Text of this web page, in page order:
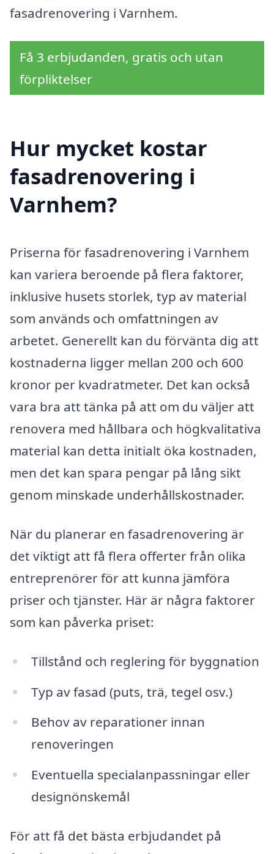
fasadrenovering i Varnhem.
Få 3 erbjudanden, gratis och utan
förpliktelser
Hur mycket kostar
fasadrenovering i
Varnhem?
Priserna för fasadrenovering i Varnhem
kan variera beroende på flera faktorer,
inklusive husets storlek, typ av material
som används och omfattningen av
arbetet. Generellt kan du förvänta dig att
kostnaderna ligger mellan 200 och 600
kronor per kvadratmeter. Det kan också
vara bra att tänka på att om du väljer att
renovera med hållbara och högkvalitativa
material kan detta initialt öka kostnaden,
men det kan spara pengar på lång sikt
genom minskade underhållskostnader.
När du planerar en fasadrenovering är
det viktigt att få flera offerter från olika
entreprenörer för att kunna jämföra
priser och tjänster. Här är några faktorer
som kan påverka priset:
Tillstånd och reglering för byggnation
Typ av fasad (puts, trä, tegel osv.)
Behov av reparationer innan
renoveringen
Eventuella specialanpassningar eller
designönskemål
För att få det bästa erbjudandet på